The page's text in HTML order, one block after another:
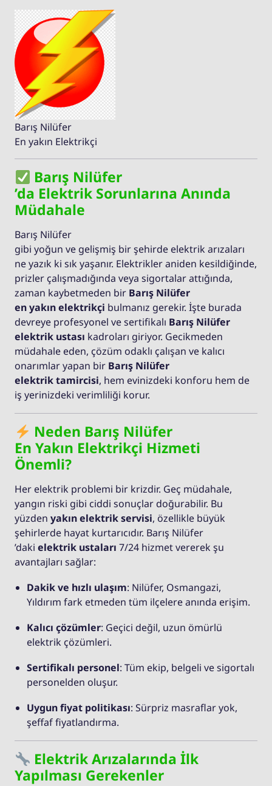
Barış Nilüfer
En yakın Elektrikçi
Barış Nilüfer
’da Elektrik Sorunlarına Anında
Müdahale
Barış Nilüfer
gibi yoğun ve gelişmiş bir şehirde elektrik arızaları
ne yazık ki sık yaşanır. Elektrikler aniden kesildiğinde,
prizler çalışmadığında veya sigortalar attığında,
zaman kaybetmeden bir Barış Nilüfer
en yakın elektrikçi bulmanız gerekir. İşte burada
devreye profesyonel ve sertifikalı Barış Nilüfer
elektrik ustası kadroları giriyor. Gecikmeden
müdahale eden, çözüm odaklı çalışan ve kalıcı
onarımlar yapan bir Barış Nilüfer
elektrik tamircisi, hem evinizdeki konforu hem de
iş yerinizdeki verimliliği korur.
Neden Barış Nilüfer
En Yakın Elektrikçi Hizmeti
Önemli?
Her elektrik problemi bir krizdir. Geç müdahale,
yangın riski gibi ciddi sonuçlar doğurabilir. Bu
yüzden yakın elektrik servisi, özellikle büyük
şehirlerde hayat kurtarıcıdır. Barış Nilüfer
’daki elektrik ustaları 7/24 hizmet vererek şu
avantajları sağlar:
Dakik ve hızlı ulaşım: Nilüfer, Osmangazi,
Yıldırım fark etmeden tüm ilçelere anında erişim.
Kalıcı çözümler: Geçici değil, uzun ömürlü
elektrik çözümleri.
Sertifikalı personel: Tüm ekip, belgeli ve sigortalı
personelden oluşur.
Uygun fiyat politikası: Sürpriz masraflar yok,
şeffaf fiyatlandırma.
Elektrik Arızalarında İlk
Yapılması Gerekenler